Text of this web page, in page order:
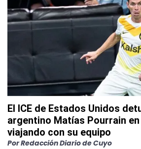
El ICE de Estados Unidos
argentino Matías Pourrain
viajando con su equipo
PorRedacción Diario de Cuyo